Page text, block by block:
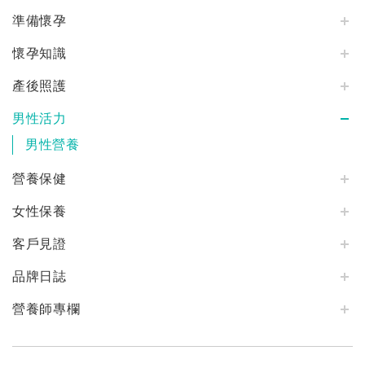
準備懷孕
懷孕知識
產後照護
男性活力
男性營養
營養保健
女性保養
客戶見證
品牌日誌
營養師專欄